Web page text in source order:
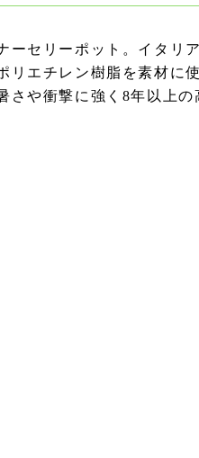
ーセリーポット。イタリ
リエチレン樹脂を素材に
さや衝撃に強く8年以上の